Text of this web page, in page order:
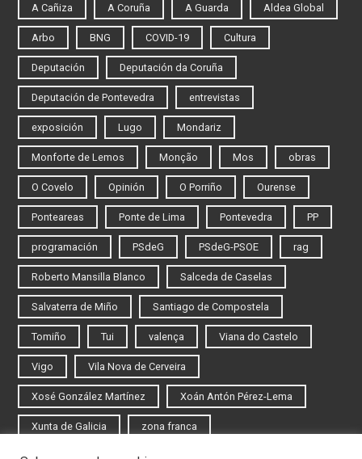
A Cañiza A Coruña A Guarda Aldea Global
Arbo BNG COVID-19 Cultura
Deputación Deputación da Coruña
Deputación de Pontevedra entrevistas
exposición Lugo Mondariz
Monforte de Lemos Monção Mos obras
O Covelo Opinión O Porriño Ourense
Ponteareas Ponte de Lima Pontevedra PP
programación PSdeG PSdeG-PSOE rag
Roberto Mansilla Blanco Salceda de Caselas
Salvaterra de Miño Santiago de Compostela
Tomiño Tui valença Viana do Castelo
Vigo Vila Nova de Cerveira
Xosé González Martínez Xoán Antón Pérez-Lema
Xunta de Galicia zona franca